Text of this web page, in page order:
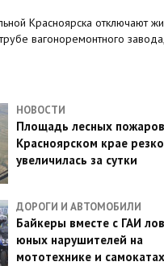
Красноярска отключают
вагоноремонтного
НОВОСТИ
Площадь лесных
Красноярском крае резко
увеличилась за сутки
ДОРОГИ И АВТОМОБИЛИ
Байкеры вместе с ГАИ
юных нарушителей на
мототехнике и самокатах